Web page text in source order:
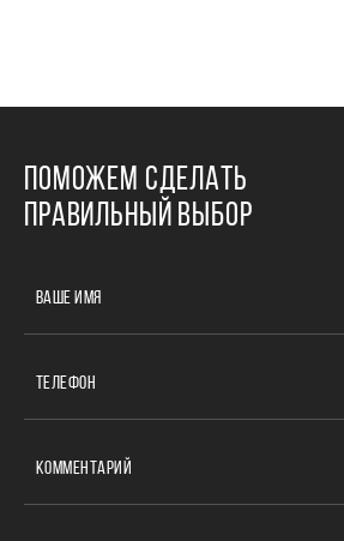
ПОМОЖЕМ СДЕЛАТЬ
ПРАВИЛЬНЫЙ ВЫБОР
ВАШЕ ИМЯ
ТЕЛЕФОН
КОММЕНТАРИЙ